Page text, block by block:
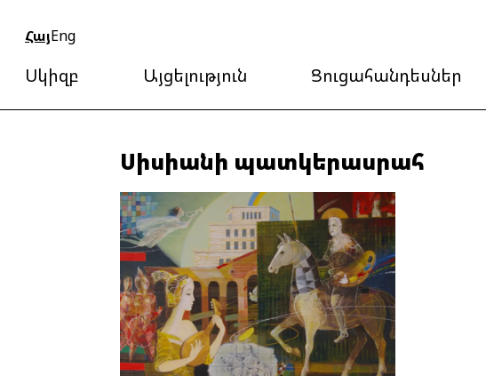
ՀայEng
Սկիզբ Այցելություն Ցուցահանդեսներ
Սիսիանի պատկերասրահ